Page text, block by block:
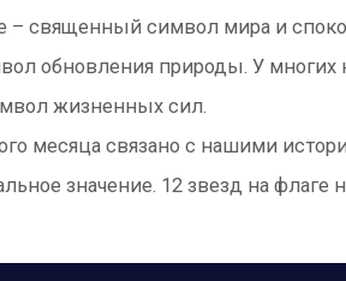
– священный символ мира и
обновления природы. У многих
жизненных сил.
месяца связано с нашими
значение. 12 звезд на